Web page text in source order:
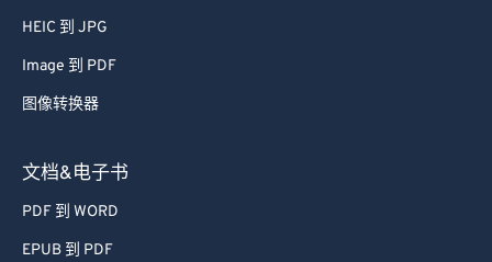
HEIC 到 JPG
Image 到 PDF
图像转换器
文档&电子书
PDF 到 WORD
EPUB 到 PDF